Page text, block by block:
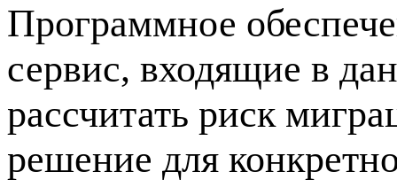
Программное
сервис, входящие в
рассчитать риск
решение для